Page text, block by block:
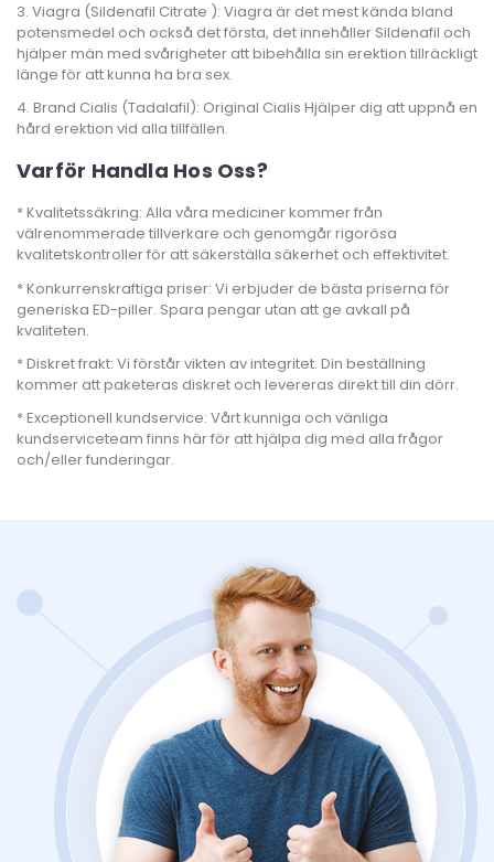
Viagra (Sildenafil Citrate ): Viagra är det mest kända bland
potensmedel och också det första, det innehåller Sildenafil och
hjälper män med svårigheter att bibehålla sin erektion tillräckligt
länge för att kunna ha bra sex.
Brand Cialis (Tadalafil): Original Cialis Hjälper dig att uppnå en
hård erektion vid alla tillfällen.
Varför Handla Hos Oss?
Kvalitetssäkring: Alla våra mediciner kommer från
välrenommerade tillverkare och genomgår rigorösa
kvalitetskontroller för att säkerställa säkerhet och effektivitet.
Konkurrenskraftiga priser: Vi erbjuder de bästa priserna för
generiska ED-piller. Spara pengar utan att ge avkall på
kvaliteten.
Diskret frakt: Vi förstår vikten av integritet. Din beställning
kommer att paketeras diskret och levereras direkt till din dörr.
Exceptionell kundservice: Vårt kunniga och vänliga
kundserviceteam finns här för att hjälpa dig med alla frågor
och/eller funderingar.